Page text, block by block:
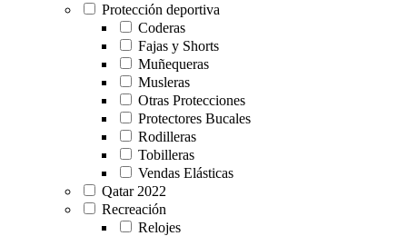
Protección deportiva
Coderas
Fajas y Shorts
Muñequeras
Musleras
Otras Protecciones
Protectores Bucales
Rodilleras
Tobilleras
Vendas Elásticas
Qatar 2022
Recreación
Relojes